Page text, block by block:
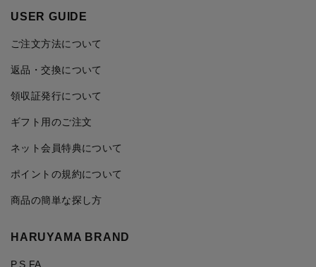
USER GUIDE
ご注文方法について
返品・交換について
領収証発行について
ギフト用のご注文
ネット会員特典について
ポイントの規約について
商品の簡単な探し方
HARUYAMA BRAND
P.S.FA